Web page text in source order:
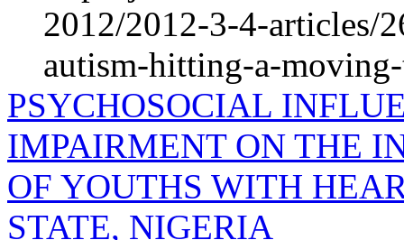
2012/2012-3-4-articles/
autism-hitting-a-
PSYCHOSOCIAL
IMPAIRMENT ON THE
OF YOUTHS WITH
STATE, NIGERIA